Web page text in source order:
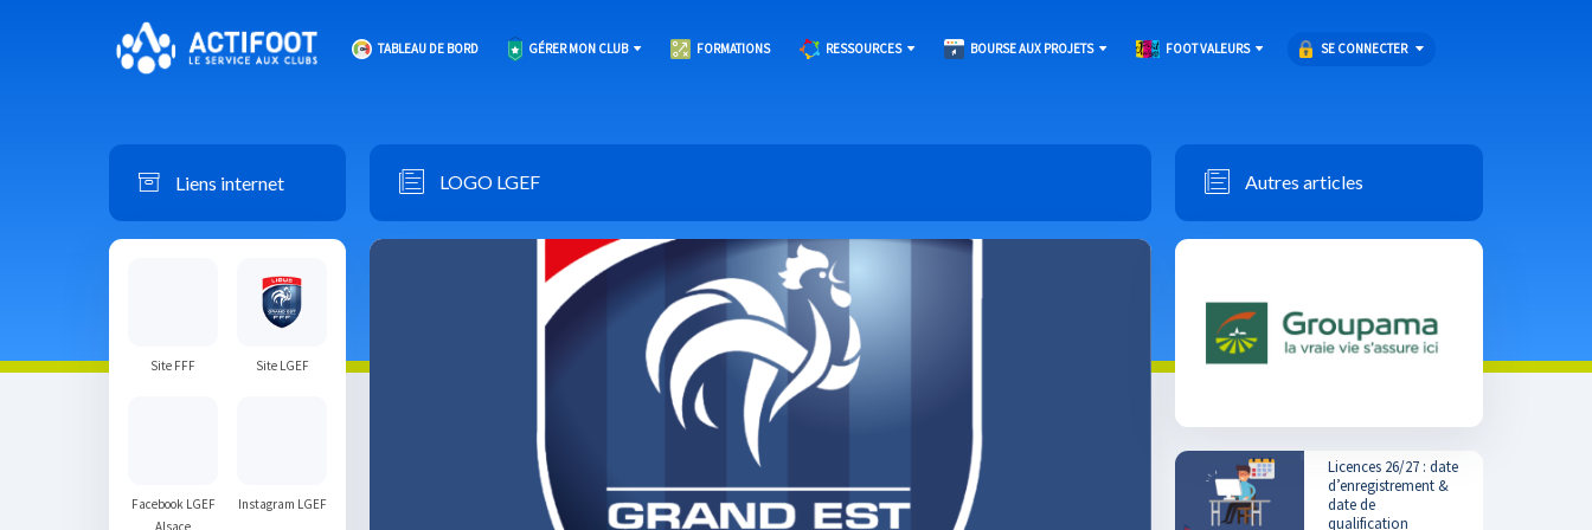
TABLEAU DE BORD GÉRER MON CLUB FORMATIONS RESSOURCES BOURSE AUX PROJETS FOOT VALEURS SE CONNECTER
Liens internet
Site FFF Site LGEF
Facebook LGEF
Alsace
Instagram LGEF
LOGO LGEF Autres articles
Licences 26/27 : date
d’enregistrement &
date de
qualification